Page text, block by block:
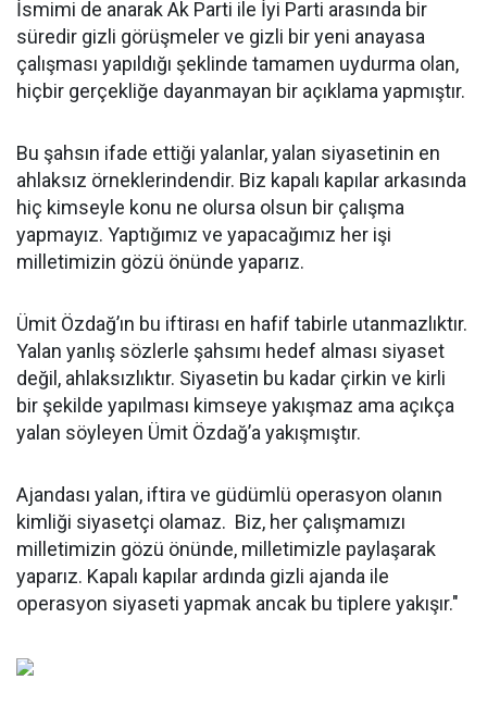
İsmimi de anarak Ak Parti ile İyi Parti arasında bir
süredir gizli görüşmeler ve gizli bir yeni anayasa
çalışması yapıldığı şeklinde tamamen uydurma olan,
hiçbir gerçekliğe dayanmayan bir açıklama yapmıştır.
Bu şahsın ifade ettiği yalanlar, yalan siyasetinin en
ahlaksız örneklerindendir. Biz kapalı kapılar arkasında
hiç kimseyle konu ne olursa olsun bir çalışma
yapmayız. Yaptığımız ve yapacağımız her işi
milletimizin gözü önünde yaparız.
Ümit Özdağ’ın bu iftirası en hafif tabirle utanmazlıktır.
Yalan yanlış sözlerle şahsımı hedef alması siyaset
değil, ahlaksızlıktır. Siyasetin bu kadar çirkin ve kirli
bir şekilde yapılması kimseye yakışmaz ama açıkça
yalan söyleyen Ümit Özdağ’a yakışmıştır.
Ajandası yalan, iftira ve güdümlü operasyon olanın
kimliği siyasetçi olamaz. Biz, her çalışmamızı
milletimizin gözü önünde, milletimizle paylaşarak
yaparız. Kapalı kapılar ardında gizli ajanda ile
operasyon siyaseti yapmak ancak bu tiplere yakışır."